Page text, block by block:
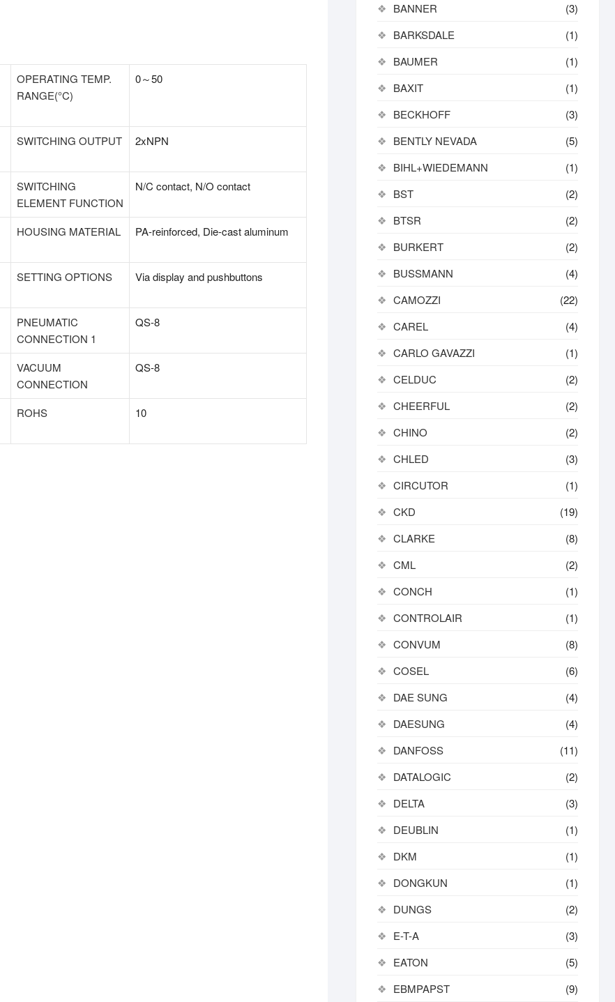
OPERATING TEMP.
RANGE(°C)
0～50
SWITCHING OUTPUT 2xNPN
SWITCHING
ELEMENT FUNCTION
N/C contact, N/O contact
HOUSING MATERIAL PA-reinforced, Die-cast aluminum
SETTING OPTIONS Via display and pushbuttons
PNEUMATIC
CONNECTION 1
QS-8
VACUUM
CONNECTION
QS-8
ROHS 10
BANNER
(3)
BARKSDALE
(1)
BAUMER
(1)
BAXIT
(1)
BECKHOFF
(3)
BENTLY NEVADA
(5)
BIHL+WIEDEMANN
(1)
BST
(2)
BTSR
(2)
BURKERT
(2)
BUSSMANN
(4)
CAMOZZI
(22)
CAREL
(4)
CARLO GAVAZZI
(1)
CELDUC
(2)
CHEERFUL
(2)
CHINO
(2)
CHLED
(3)
CIRCUTOR
(1)
CKD
(19)
CLARKE
(8)
CML
(2)
CONCH
(1)
CONTROLAIR
(1)
CONVUM
(8)
COSEL
(6)
DAE SUNG
(4)
DAESUNG
(4)
DANFOSS
(11)
DATALOGIC
(2)
DELTA
(3)
DEUBLIN
(1)
DKM
(1)
DONGKUN
(1)
DUNGS
(2)
E-T-A
(3)
EATON
(5)
EBMPAPST
(9)